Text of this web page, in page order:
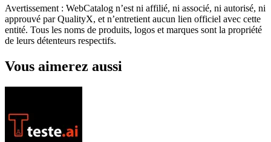
Avertissement : WebCatalog n’est ni affilié, ni associé, ni autorisé, ni
approuvé par QualityX, et n’entretient aucun lien officiel avec cette
entité. Tous les noms de produits, logos et marques sont la propriété
de leurs détenteurs respectifs.
Vous aimerez aussi